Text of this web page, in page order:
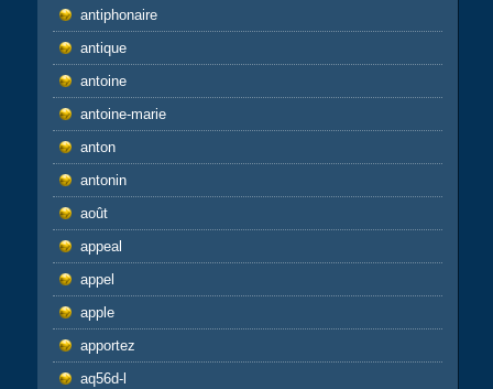
antiphonaire
antique
antoine
antoine-marie
anton
antonin
août
appeal
appel
apple
apportez
aq56d-l